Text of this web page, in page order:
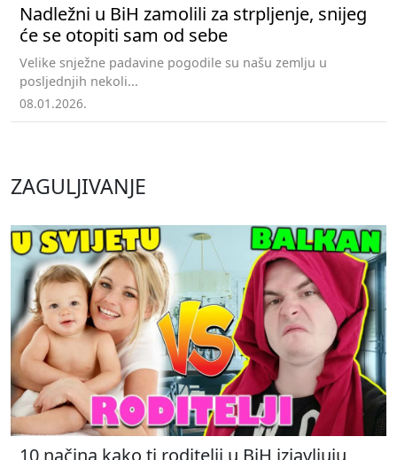
Nadležni u BiH zamolili za strpljenje, snijeg
će se otopiti sam od sebe
Velike snježne padavine pogodile su našu zemlju u
posljednjih nekoli...
08.01.2026.
ZAGULJIVANJE